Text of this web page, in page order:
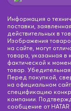
Информация о
поставки,
действительных в
Изображения
на сайте, могут
товара, указанная в
фактической к
товар.
Перед покупкой,
на официальном
спецификацию
компании.
сообщение от